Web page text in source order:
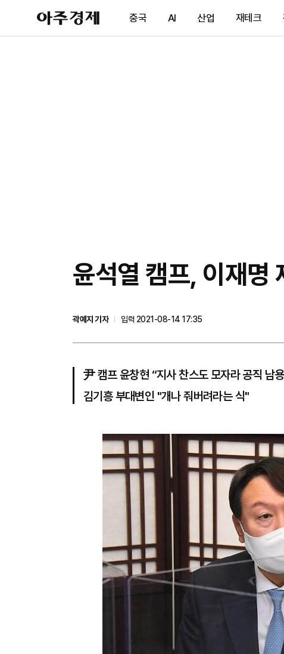
아
주
제
중국 AI 산업 재테크
윤석열 캠프, 이재명
곽예지 기자
입력 2021-08-14 17:35
尹 캠프 윤창현 “지사 찬스도 모자라 공직 남
김기흥 부대변인 "개나 줘버려라는 식"